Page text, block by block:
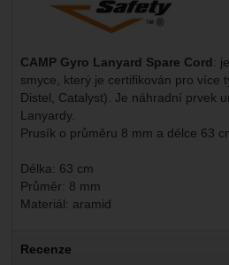
CAMP Gyro Lanyard Spare Cord:
smyce, který je certifikován pro více
Distel, Catalyst). Je náhradní prvek
Lanyardy.
Prusík o průměru 8 mm a délce 63
Délka: 63 cm
Průměr: 8 mm
Materiál: aramid
Recenze